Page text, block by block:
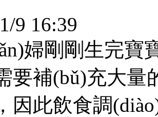
9 16:39
婦剛剛生完寶
要補(bǔ)充大量
因此飲食調